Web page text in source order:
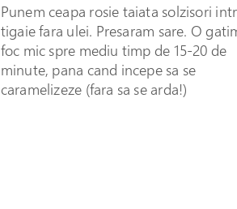
Punem ceapa rosie taiata solzisori
tigaie fara ulei. Presaram sare. O
foc mic spre mediu timp de 15-20 de
minute, pana cand incepe sa se
caramelizeze (fara sa se arda!)